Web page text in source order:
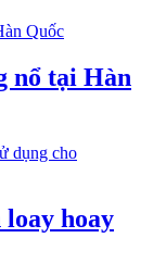
nổ tại Hàn
hoay